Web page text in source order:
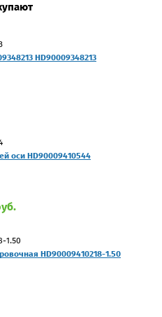
HD90009348213
оси HD90009410544
1.50
HD90009410218-1.50